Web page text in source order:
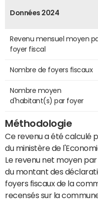
Données 2024
Revenu mensuel moyen
foyer fiscal
Nombre de foyers fiscaux
Nombre moyen
d'habitant(s) par foyer
Méthodologie
Ce revenu a été calculé
du ministère de
Le revenu net moyen
du montant des
foyers fiscaux de la
recensés sur la